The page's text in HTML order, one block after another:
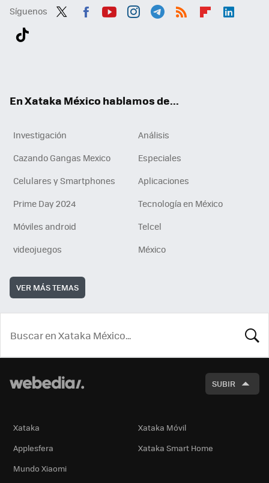
Síguenos
En Xataka México hablamos de...
Investigación
Análisis
Cazando Gangas Mexico
Especiales
Celulares y Smartphones
Aplicaciones
Prime Day 2024
Tecnología en México
Móviles android
Telcel
videojuegos
México
VER MÁS TEMAS
SUBIR
Xataka
Xataka Móvil
Applesfera
Xataka Smart Home
Mundo Xiaomi